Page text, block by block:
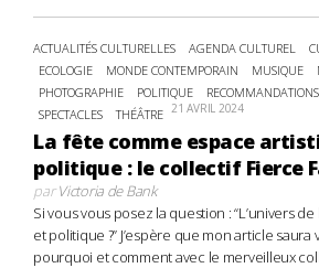
ACTUALITÉS CULTURELLES AGENDA CULTUREL
ECOLOGIE
MONDE CONTEMPORAIN MUSIQUE
PHOTOGRAPHIE
POLITIQUE
SPECTACLES
THÉÂTRE 21 AVRIL 2024
La fête comme espace
politique : le collectif Fierce
parVictoria de Bank
Si vous vous posez la question : “L’univers
et politique ?” J’espère que mon article
pourquoi et comment avec le merveilleux